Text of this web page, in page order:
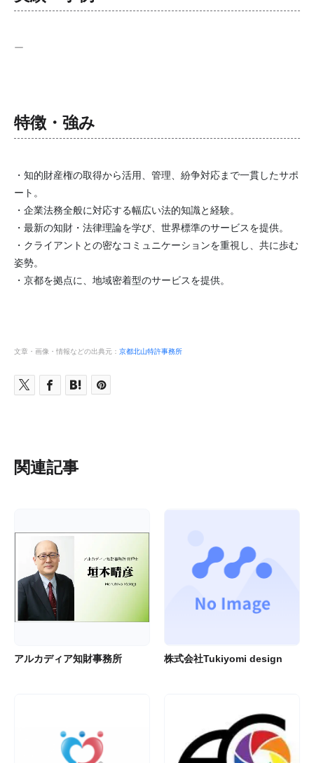
ー
特徴・強み
・知的財産権の取得から活用、管理、紛争対応まで一貫したサポ
ート。
・企業法務全般に対応する幅広い法的知識と経験。
・最新の知財・法律理論を学び、世界標準のサービスを提供。
・クライアントとの密なコミュニケーションを重視し、共に歩む
姿勢。
・京都を拠点に、地域密着型のサービスを提供。
文章・画像・情報などの出典元： 京都北山特許事務所
関連記事
アルカディア知財事務所 株式会社Tukiyomi design